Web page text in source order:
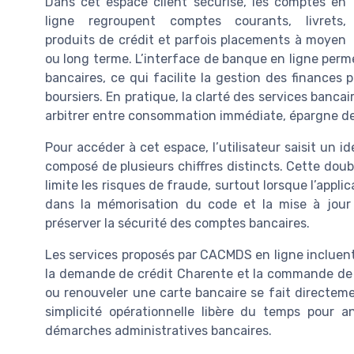
ligne regroupent comptes courants, livrets,
produits de crédit et parfois placements à moyen
ou long terme. L’interface de banque en ligne
bancaires, ce qui facilite la gestion des finances
boursiers. En pratique, la clarté des services
arbitrer entre consommation immédiate, épargne
Pour accéder à cet espace, l’utilisateur saisit un
composé de plusieurs chiffres distincts. Cette
limite les risques de fraude, surtout lorsque
dans la mémorisation du code et la mise à
préserver la sécurité des comptes bancaires.
Les services proposés par CACMDS en ligne
la demande de crédit Charente et la commande
ou renouveler une carte bancaire se fait
simplicité opérationnelle libère du temps pour
démarches administratives bancaires.